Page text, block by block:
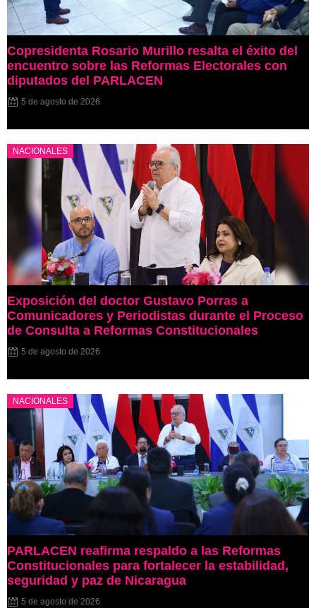
Copresidenta Rosario Murillo resalta el éxito del
encuentro sobre las Reformas Electorales con
diputados del PARLACEN
5 de agosto de 2026
NACIONALES
Exposición del doctor Gustavo Porras a
Comunicadores y Periodistas durante el Proceso
de Consulta a Reformas Constitucionales
5 de agosto de 2026
NACIONALES
PARLACEN reafirma respaldo a las Reformas
Constitucionales para fortalecer la estabilidad,
seguridad y paz de Nicaragua
5 de agosto de 2026